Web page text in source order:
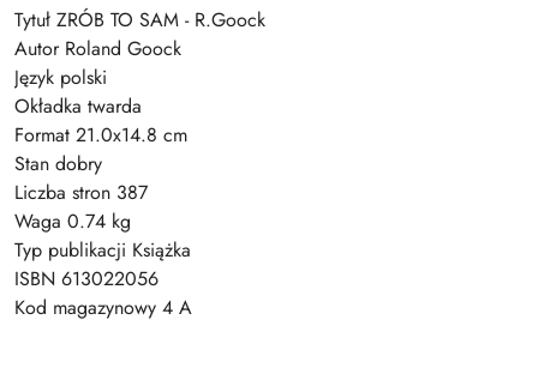
Tytuł ZRÓB TO SAM - R.Goock
Autor Roland Goock
Język polski
Okładka twarda
Format 21.0x14.8 cm
Stan dobry
Liczba stron 387
Waga 0.74 kg
Typ publikacji Książka
ISBN 613022056
Kod magazynowy 4 A